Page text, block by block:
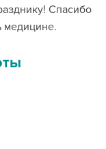
Спасибо
медицине.